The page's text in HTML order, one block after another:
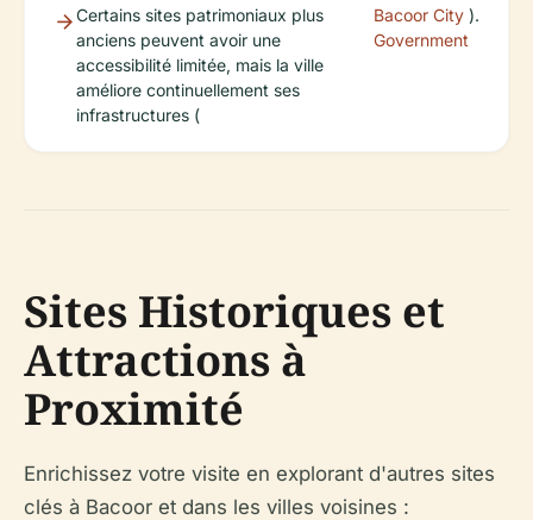
Certains sites patrimoniaux plus
anciens peuvent avoir une
accessibilité limitée, mais la ville
améliore continuellement ses
infrastructures (
Bacoor City
Government
).
Sites Historiques et
Attractions à
Proximité
Enrichissez votre visite en explorant d'autres sites
clés à Bacoor et dans les villes voisines :